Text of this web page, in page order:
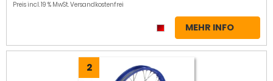
Preis incl. 19 % MwSt.Versandkostenfrei
MEHR INFO
2